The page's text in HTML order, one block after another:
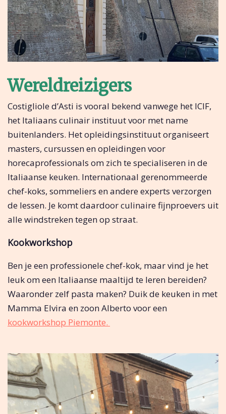
Wereldreizigers
Costigliole d’Asti is vooral bekend vanwege het ICIF,
het Italiaans culinair instituut voor met name
buitenlanders. Het opleidingsinstituut organiseert
masters, cursussen en opleidingen voor
horecaprofessionals om zich te specialiseren in de
Italiaanse keuken. Internationaal gerenommeerde
chef-koks, sommeliers en andere experts verzorgen
de lessen. Je komt daardoor culinaire fijnproevers uit
alle windstreken tegen op straat.
Kookworkshop
Ben je een professionele chef-kok, maar vind je het
leuk om een Italiaanse maaltijd te leren bereiden?
Waaronder zelf pasta maken? Duik de keuken in met
Mamma Elvira en zoon Alberto voor een
kookworkshop Piemonte.